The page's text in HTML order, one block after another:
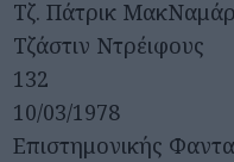
Τζ. Πάτρικ
Τζάστιν Ντρέιφους
132
10/03/1978
Επιστημονικής